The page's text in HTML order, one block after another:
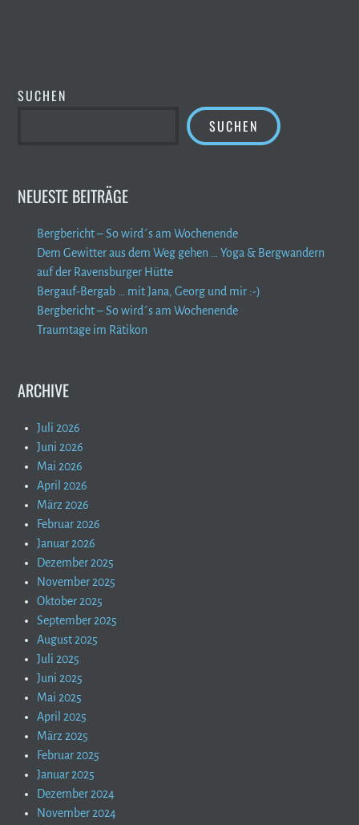
SUCHEN
SUCHEN
NEUESTE BEITRÄGE
Bergbericht – So wird´s am Wochenende
Dem Gewitter aus dem Weg gehen … Yoga & Bergwandern
auf der Ravensburger Hütte
Bergauf-Bergab … mit Jana, Georg und mir :-)
Bergbericht – So wird´s am Wochenende
Traumtage im Rätikon
ARCHIVE
Juli 2026
Juni 2026
Mai 2026
April 2026
März 2026
Februar 2026
Januar 2026
Dezember 2025
November 2025
Oktober 2025
September 2025
August 2025
Juli 2025
Juni 2025
Mai 2025
April 2025
März 2025
Februar 2025
Januar 2025
Dezember 2024
November 2024